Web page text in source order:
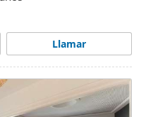
Llamar